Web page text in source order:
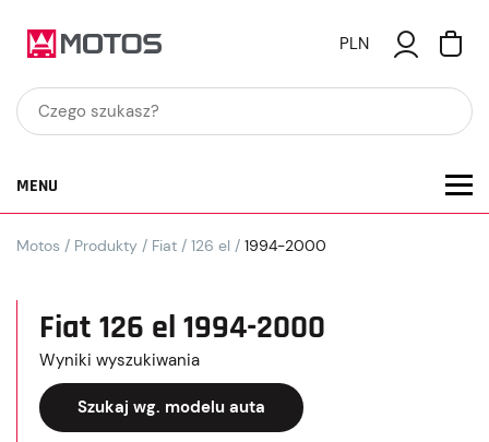
PLN
MENU
Motos / Produkty / Fiat / 126 el / 1994-2000
Fiat 126 el 1994-2000
Wyniki wyszukiwania
Szukaj wg. modelu auta